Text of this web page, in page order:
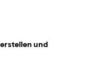
und